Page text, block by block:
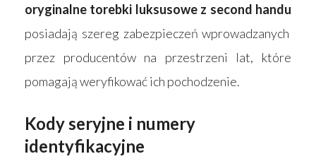
oryginalne torebki luksusowe z second handu
posiadają szereg zabezpieczeń wprowadzanych
przez producentów na przestrzeni lat, które
pomagają weryfikować ich pochodzenie.
Kody seryjne i numery
identyfikacyjne
Strona główna
Wyszukiwarka